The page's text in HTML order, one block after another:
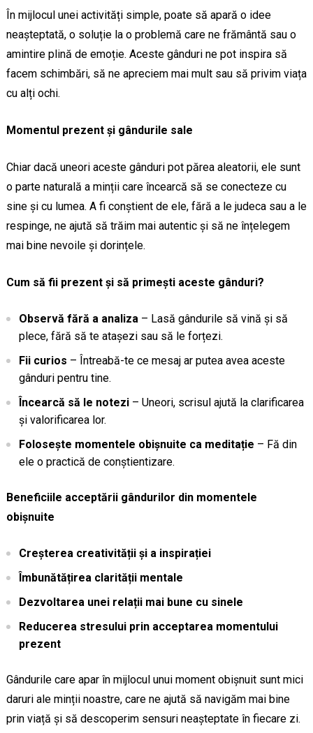
În mijlocul unei activități simple, poate să apară o idee
neașteptată, o soluție la o problemă care ne frământă sau o
amintire plină de emoție. Aceste gânduri ne pot inspira să
facem schimbări, să ne apreciem mai mult sau să privim viața
cu alți ochi.
Momentul prezent și gândurile sale
Chiar dacă uneori aceste gânduri pot părea aleatorii, ele sunt
o parte naturală a minții care încearcă să se conecteze cu
sine și cu lumea. A fi conștient de ele, fără a le judeca sau a le
respinge, ne ajută să trăim mai autentic și să ne înțelegem
mai bine nevoile și dorințele.
Cum să fii prezent și să primești aceste gânduri?
Observă fără a analiza– Lasă gândurile să vină și să
plece, fără să te atașezi sau să le forțezi.
Fii curios – Întreabă-te ce mesaj ar putea avea aceste
gânduri pentru tine.
Încearcă să le notezi– Uneori, scrisul ajută la clarificarea
și valorificarea lor.
Folosește momentele obișnuite ca meditație – Fă din
ele o practică de conștientizare.
Beneficiile acceptării gândurilor din momentele
obișnuite
Creșterea creativității și a inspirației
Îmbunătățirea clarității mentale
Dezvoltarea unei relații mai bune cu sinele
Reducerea stresului prin acceptarea momentului
prezent
Gândurile care apar în mijlocul unui moment obișnuit sunt mici
daruri ale minții noastre, care ne ajută să navigăm mai bine
prin viață și să descoperim sensuri neașteptate în fiecare zi.